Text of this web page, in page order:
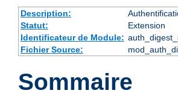
Description:
Statut:
Extension
Identificateur de Module:
Fichier Source:
Sommaire